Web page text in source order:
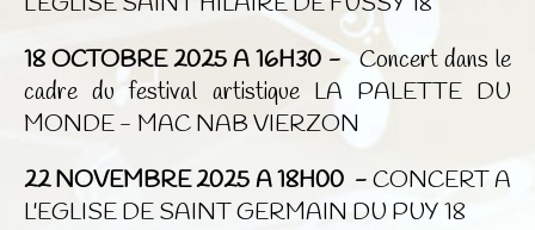
18 OCTOBRE 2025 A 16H30 -Concert dans le
cadre du festival artistique LA PALETTE DU
MONDE - MAC NAB VIERZON
22 NOVEMBRE 2025 A 18H00 -CONCERT A
L'EGLISE DE SAINT GERMAIN DU PUY 18